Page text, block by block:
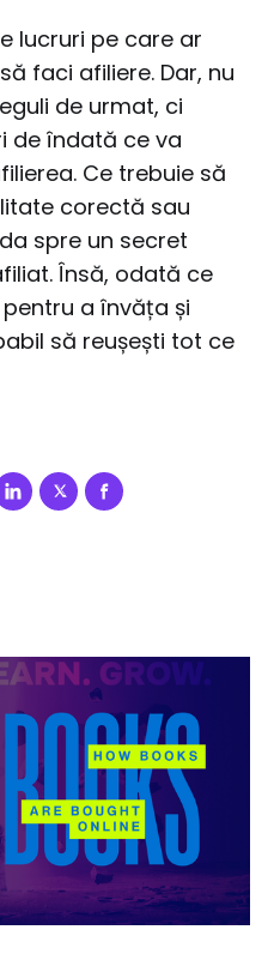
lucruri pe care ar
faci afiliere. Dar, nu
de urmat, ci
de îndată ce va
Ce trebuie să
corectă sau
spre un secret
Însă, odată ce
a învăța și
să reușești tot ce